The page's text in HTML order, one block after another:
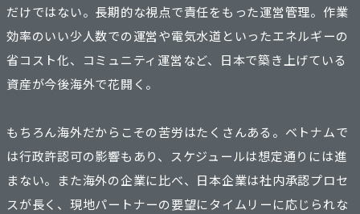
だけではない。長期的な視点で責任をもった運営管理。作業
効率のいい少人数での運営や電気水道といったエネルギーの
省コスト化、コミュニティ運営など、日本で築き上げている
資産が今後海外で花開く。
もちろん海外だからこその苦労はたくさんある。ベトナムで
は行政許認可の影響もあり、スケジュールは想定通りには進
まない。また海外の企業に比べ、日本企業は社内承認プロセ
スが長く、現地パートナーの要望にタイムリーに応じられな